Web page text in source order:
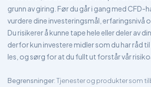
grunn av giring. Før du går i gang med CFD-
vurdere dine investeringsmål, erfaringsnivå
Du risikerer å kunne tape hele eller deler av
derfor kun investere midler som du har råd
les, og sørg for at du fullt ut forstår vår
Begrensninger: Tjenester og produkter som